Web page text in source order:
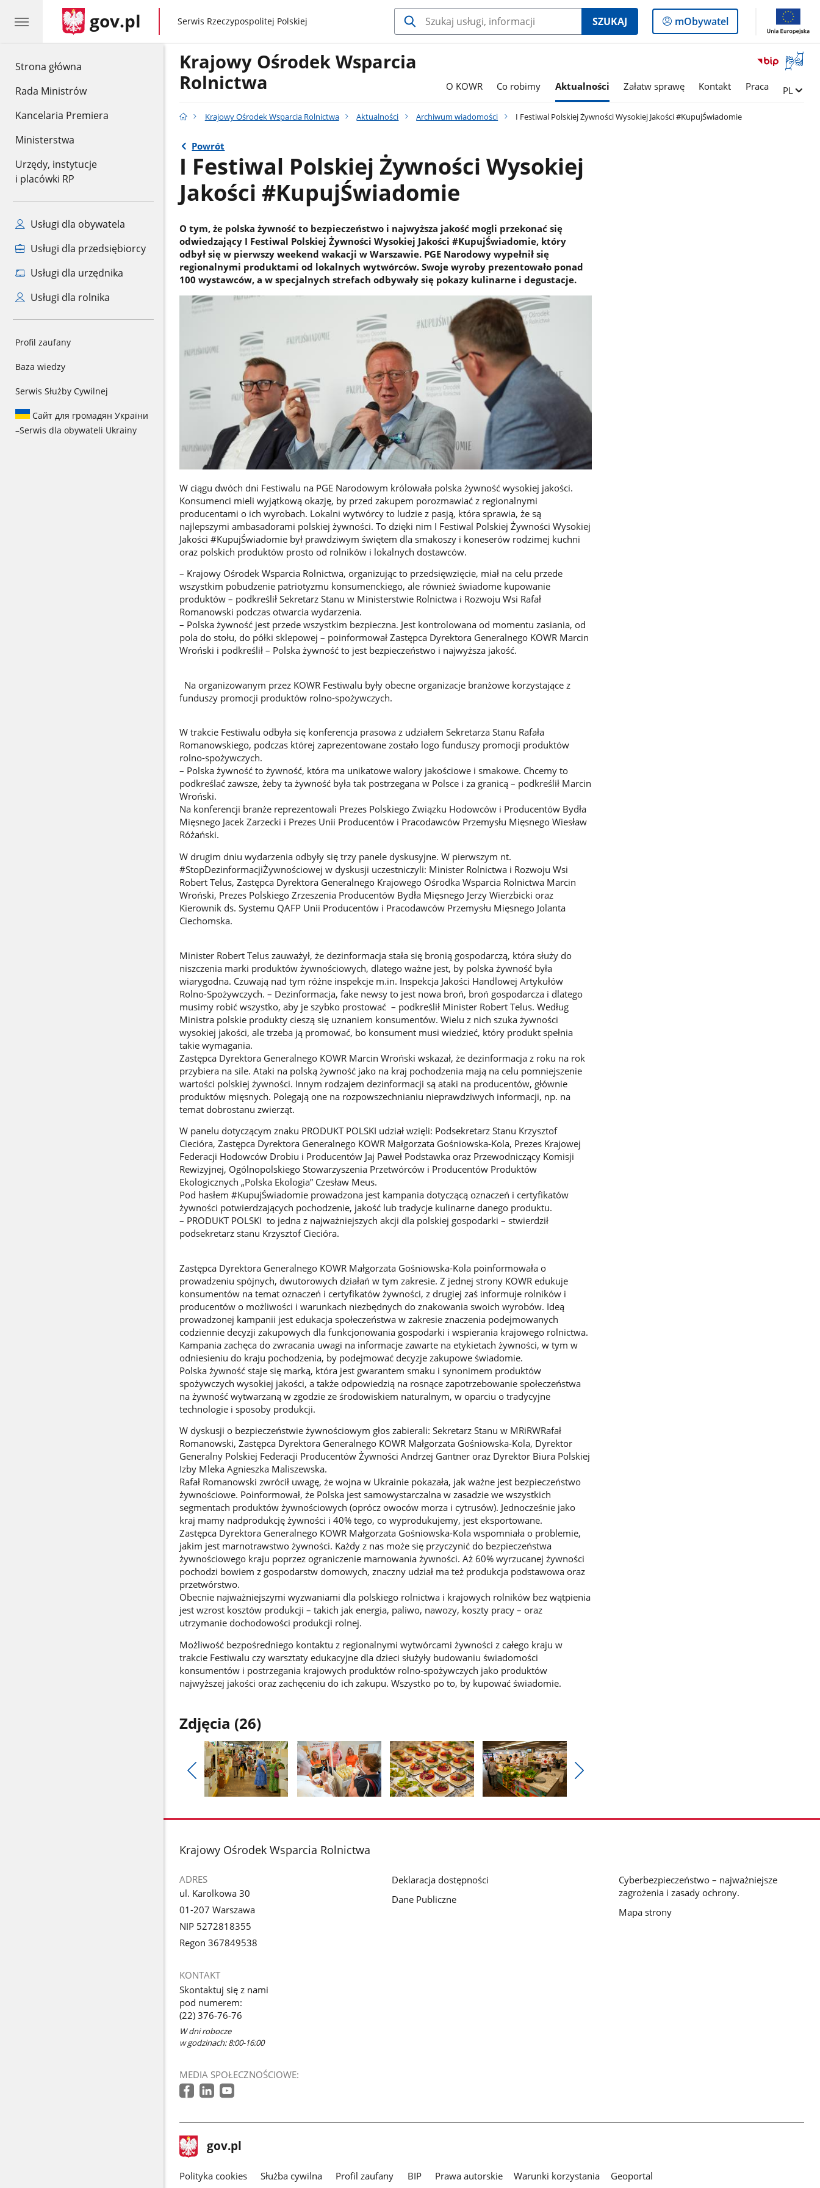
Strona główna
Rada Ministrów
Kancelaria Premiera
Ministerstwa
Urzędy, instytucje
i placówki RP
Usługi dla obywatela
Usługi dla przedsiębiorcy
Usługi dla urzędnika
Usługi dla rolnika
Profil zaufany
Baza wiedzy
Serwis Służby Cywilnej
Сайт для громадян України
–Serwis dla obywateli Ukrainy
gov.pl gov.pl
Serwis Rzeczypospolitej Polskiej SZUKAJ
Logowanie
do
mObywatel
Otwórz
okno
Krajowy Ośrodek Wsparcia
Rolnictwa
O KOWR Co robimy Aktualności Załatw sprawę Kontakt Praca Zmień
PL
Krajowy Ośrodek Wsparcia Rolnictwa Aktualności Archiwum wiadomości I Festiwal Polskiej Żywności Wysokiej Jakości #KupujŚwiadomie
Powrót
I Festiwal Polskiej Żywności Wysokiej
Jakości #KupujŚwiadomie
O tym, że polska żywność to bezpieczeństwo i najwyższa jakość mogli przekonać się
odwiedzający I Festiwal Polskiej Żywności Wysokiej Jakości #KupujŚwiadomie, który
odbył się w pierwszy weekend wakacji w Warszawie. PGE Narodowy wypełnił się
regionalnymi produktami od lokalnych wytwórców. Swoje wyroby prezentowało ponad
100 wystawców, a w specjalnych strefach odbywały się pokazy kulinarne i degustacje.
W ciągu dwóch dni Festiwalu na PGE Narodowym królowała polska żywność wysokiej jakości.
Konsumenci mieli wyjątkową okazję, by przed zakupem porozmawiać z regionalnymi
producentami o ich wyrobach. Lokalni wytwórcy to ludzie z pasją, która sprawia, że są
najlepszymi ambasadorami polskiej żywności. To dzięki nim I Festiwal Polskiej Żywności Wysokiej
Jakości #KupujŚwiadomie był prawdziwym świętem dla smakoszy i koneserów rodzimej kuchni
oraz polskich produktów prosto od rolników i lokalnych dostawców.
– Krajowy Ośrodek Wsparcia Rolnictwa, organizując to przedsięwzięcie, miał na celu przede
wszystkim pobudzenie patriotyzmu konsumenckiego, ale również świadome kupowanie
produktów – podkreślił Sekretarz Stanu w Ministerstwie Rolnictwa i Rozwoju Wsi Rafał
Romanowski podczas otwarcia wydarzenia.
– Polska żywność jest przede wszystkim bezpieczna. Jest kontrolowana od momentu zasiania, od
pola do stołu, do półki sklepowej – poinformował Zastępca Dyrektora Generalnego KOWR Marcin
Wroński i podkreślił – Polska żywność to jest bezpieczeństwo i najwyższa jakość.
Na organizowanym przez KOWR Festiwalu były obecne organizacje branżowe korzystające z
funduszy promocji produktów rolno-spożywczych.
W trakcie Festiwalu odbyła się konferencja prasowa z udziałem Sekretarza Stanu Rafała
Romanowskiego, podczas której zaprezentowane zostało logo funduszy promocji produktów
rolno-spożywczych.
– Polska żywność to żywność, która ma unikatowe walory jakościowe i smakowe. Chcemy to
podkreślać zawsze, żeby ta żywność była tak postrzegana w Polsce i za granicą – podkreślił Marcin
Wroński.
Na konferencji branże reprezentowali Prezes Polskiego Związku Hodowców i Producentów Bydła
Mięsnego Jacek Zarzecki i Prezes Unii Producentów i Pracodawców Przemysłu Mięsnego Wiesław
Różański.
W drugim dniu wydarzenia odbyły się trzy panele dyskusyjne. W pierwszym nt.
#StopDezinformacjiŻywnościowej w dyskusji uczestniczyli: Minister Rolnictwa i Rozwoju Wsi
Robert Telus, Zastępca Dyrektora Generalnego Krajowego Ośrodka Wsparcia Rolnictwa Marcin
Wroński, Prezes Polskiego Zrzeszenia Producentów Bydła Mięsnego Jerzy Wierzbicki oraz
Kierownik ds. Systemu QAFP Unii Producentów i Pracodawców Przemysłu Mięsnego Jolanta
Ciechomska.
Minister Robert Telus zauważył, że dezinformacja stała się bronią gospodarczą, która służy do
niszczenia marki produktów żywnościowych, dlatego ważne jest, by polska żywność była
wiarygodna. Czuwają nad tym różne inspekcje m.in. Inspekcja Jakości Handlowej Artykułów
Rolno-Spożywczych. – Dezinformacja, fake newsy to jest nowa broń, broń gospodarcza i dlatego
musimy robić wszystko, aby je szybko prostować – podkreślił Minister Robert Telus. Według
Ministra polskie produkty cieszą się uznaniem konsumentów. Wielu z nich szuka żywności
wysokiej jakości, ale trzeba ją promować, bo konsument musi wiedzieć, który produkt spełnia
takie wymagania.
Zastępca Dyrektora Generalnego KOWR Marcin Wroński wskazał, że dezinformacja z roku na rok
przybiera na sile. Ataki na polską żywność jako na kraj pochodzenia mają na celu pomniejszenie
wartości polskiej żywności. Innym rodzajem dezinformacji są ataki na producentów, głównie
produktów mięsnych. Polegają one na rozpowszechnianiu nieprawdziwych informacji, np. na
temat dobrostanu zwierząt.
W panelu dotyczącym znaku PRODUKT POLSKI udział wzięli: Podsekretarz Stanu Krzysztof
Ciecióra, Zastępca Dyrektora Generalnego KOWR Małgorzata Gośniowska-Kola, Prezes Krajowej
Federacji Hodowców Drobiu i Producentów Jaj Paweł Podstawka oraz Przewodniczący Komisji
Rewizyjnej, Ogólnopolskiego Stowarzyszenia Przetwórców i Producentów Produktów
Ekologicznych „Polska Ekologia” Czesław Meus.
Pod hasłem #KupujŚwiadomie prowadzona jest kampania dotyczącą oznaczeń i certyfikatów
żywności potwierdzających pochodzenie, jakość lub tradycje kulinarne danego produktu.
– PRODUKT POLSKI to jedna z najważniejszych akcji dla polskiej gospodarki – stwierdził
podsekretarz stanu Krzysztof Ciecióra.
Zastępca Dyrektora Generalnego KOWR Małgorzata Gośniowska-Kola poinformowała o
prowadzeniu spójnych, dwutorowych działań w tym zakresie. Z jednej strony KOWR edukuje
konsumentów na temat oznaczeń i certyfikatów żywności, z drugiej zaś informuje rolników i
producentów o możliwości i warunkach niezbędnych do znakowania swoich wyrobów. Ideą
prowadzonej kampanii jest edukacja społeczeństwa w zakresie znaczenia podejmowanych
codziennie decyzji zakupowych dla funkcjonowania gospodarki i wspierania krajowego rolnictwa.
Kampania zachęca do zwracania uwagi na informacje zawarte na etykietach żywności, w tym w
odniesieniu do kraju pochodzenia, by podejmować decyzje zakupowe świadomie.
Polska żywność staje się marką, która jest gwarantem smaku i synonimem produktów
spożywczych wysokiej jakości, a także odpowiedzią na rosnące zapotrzebowanie społeczeństwa
na żywność wytwarzaną w zgodzie ze środowiskiem naturalnym, w oparciu o tradycyjne
technologie i sposoby produkcji.
W dyskusji o bezpieczeństwie żywnościowym głos zabierali: Sekretarz Stanu w MRiRWRafał
Romanowski, Zastępca Dyrektora Generalnego KOWR Małgorzata Gośniowska-Kola, Dyrektor
Generalny Polskiej Federacji Producentów Żywności Andrzej Gantner oraz Dyrektor Biura Polskiej
Izby Mleka Agnieszka Maliszewska.
Rafał Romanowski zwrócił uwagę, że wojna w Ukrainie pokazała, jak ważne jest bezpieczeństwo
żywnościowe. Poinformował, że Polska jest samowystarczalna w zasadzie we wszystkich
segmentach produktów żywnościowych (oprócz owoców morza i cytrusów). Jednocześnie jako
kraj mamy nadprodukcję żywności i 40% tego, co wyprodukujemy, jest eksportowane.
Zastępca Dyrektora Generalnego KOWR Małgorzata Gośniowska-Kola wspomniała o problemie,
jakim jest marnotrawstwo żywności. Każdy z nas może się przyczynić do bezpieczeństwa
żywnościowego kraju poprzez ograniczenie marnowania żywności. Aż 60% wyrzucanej żywności
pochodzi bowiem z gospodarstw domowych, znaczny udział ma też produkcja podstawowa oraz
przetwórstwo.
Obecnie najważniejszymi wyzwaniami dla polskiego rolnictwa i krajowych rolników bez wątpienia
jest wzrost kosztów produkcji – takich jak energia, paliwo, nawozy, koszty pracy – oraz
utrzymanie dochodowości produkcji rolnej.
Możliwość bezpośredniego kontaktu z regionalnymi wytwórcami żywności z całego kraju w
trakcie Festiwalu czy warsztaty edukacyjne dla dzieci służyły budowaniu świadomości
konsumentów i postrzegania krajowych produktów rolno-spożywczych jako produktów
najwyższej jakości oraz zachęceniu do ich zakupu. Wszystko po to, by kupować świadomie.
Zdjęcia (26)
Pokaż
poprzednie
zdjęcie
galerii.
zdjęcie
galerii.
zdjęcie
zdjęcie
stopka
Krajowy Ośrodek Wsparcia Rolnictwa
ADRES
ul. Karolkowa 30
01-207 Warszawa
NIP 5272818355
Regon 367849538
KONTAKT
Skontaktuj się z nami
pod numerem:
(22) 376-76-76
W dni robocze
w godzinach: 8:00-16:00
MEDIA SPOŁECZNOŚCIOWE:
Deklaracja dostępności
Dane Publiczne
Cyberbezpieczeństwo – najważniejsze
zagrożenia i zasady ochrony.
Mapa strony
stopka
gov.pl Strona
gov.pl
gov.pl
Polityka cookies Służba cywilna Profil zaufany BIP Prawa autorskie Warunki korzystania Geoportal